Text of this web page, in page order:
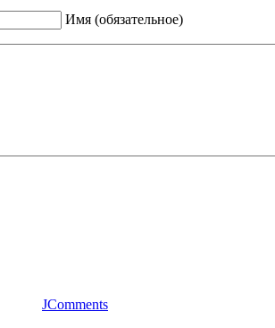
Имя (обязательное)
JComments